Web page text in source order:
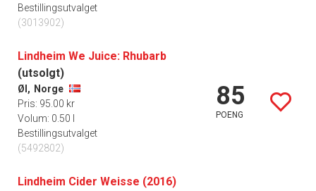
Bestillingsutvalget
(3013902)
Lindheim We Juice: Rhubarb
(utsolgt)
Øl, Norge
Pris: 95.00 kr
Volum: 0.50 l
Bestillingsutvalget
(5492802)
85
POENG
Lindheim Cider Weisse (2016)